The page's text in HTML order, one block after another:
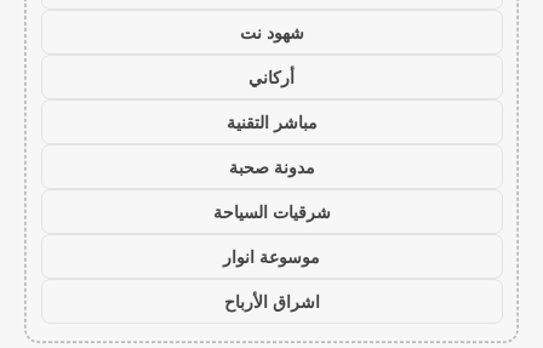
شهود نت
أركاني
مباشر التقنية
مدونة صحبة
شرقيات السياحة
موسوعة انوار
اشراق الأرباح